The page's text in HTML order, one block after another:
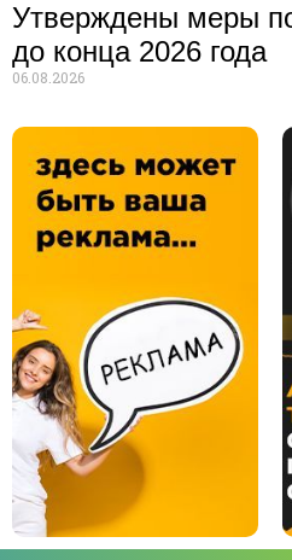
Утверждены меры
до конца 2026 года
06.08.2026